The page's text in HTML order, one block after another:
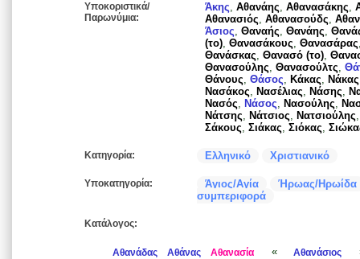
Υποκοριστικά/
Παρωνύμια:
Άκης, Αθανάης, Αθανασάκης,
Αθανασιός, Αθανασούδς,
Άσιος, Θαναής, Θανάης,
(το), Θανασάκους, Θανασάρας
Θανάσκας, Θανασό (το),
Θανασούλης, Θανασούλτς,
Θάνους, Θάσος, Κάκας, Νάκας
Νασάκος, Νασέλιας, Νάσης,
Νασός, Νάσος, Νασούλης,
Νάτσης, Νάτσιος, Νατσιούλης
Σάκους, Σιάκας, Σιόκας,
Κατηγορία: Ελληνικό Χριστιανικό
Υποκατηγορία: Άγιος/Αγία
Ήρωας/Ηρωίδα
συμπεριφορά
Κατάλογος:
Αθανάδας Αθάνας Αθανασία « Αθανάσιος